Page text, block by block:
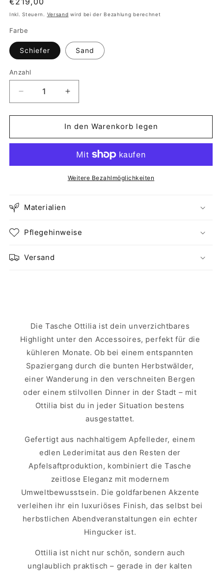
Preis
Inkl. Steuern. Versand wird bei der Bezahlung berechnet
Farbe
Schiefer Sand
Anzahl
Anzahl
Verringere
die
Menge
Tasche
Erhöhe
die
Menge
für
Tasche
In den Warenkorb legen
Weitere Bezahlmöglichkeiten
Materialien
Pflegehinweise
Versand
Die Tasche Ottilia ist dein unverzichtbares
Highlight unter den Accessoires, perfekt für die
kühleren Monate. Ob bei einem entspannten
Spaziergang durch die bunten Herbstwälder,
einer Wanderung in den verschneiten Bergen
oder einem stilvollen Dinner in der Stadt – mit
Ottilia bist du in jeder Situation bestens
ausgestattet.
Gefertigt aus nachhaltigem Apfelleder, einem
edlen Lederimitat aus den Resten der
Apfelsaftproduktion, kombiniert die Tasche
zeitlose Eleganz mit modernem
Umweltbewusstsein. Die goldfarbenen Akzente
verleihen ihr ein luxuriöses Finish, das selbst bei
herbstlichen Abendveranstaltungen ein echter
Hingucker ist.
Ottilia ist nicht nur schön, sondern auch
unglaublich praktisch – gerade in der kalten